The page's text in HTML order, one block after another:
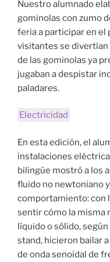
Nuestro alumnado
gominolas con zumo
feria a participar en el
visitantes se
de las gominolas ya
jugaban a despistar
paladares.
Electricidad
En esta edición, el
instalaciones
bilingüe mostró a los
fluido no newtoniano
comportamiento: con
sentir cómo la misma
líquido o sólido,
stand, hicieron bailar
de onda senoidal de